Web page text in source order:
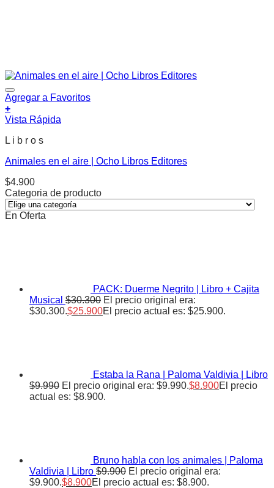
Agregar a Favoritos
+
Vista Rápida
L i b r o s
Animales en el aire | Ocho Libros Editores
$4.900
Categoria de producto
En Oferta
PACK: Duerme Negrito | Libro + Cajita
Musical $30.300 El precio original era:
$30.300.$25.900El precio actual es: $25.900.
Estaba la Rana | Paloma Valdivia | Libro
$9.990 El precio original era: $9.990.$8.900El precio
actual es: $8.900.
Bruno habla con los animales | Paloma
Valdivia | Libro $9.900 El precio original era:
$9.900.$8.900El precio actual es: $8.900.